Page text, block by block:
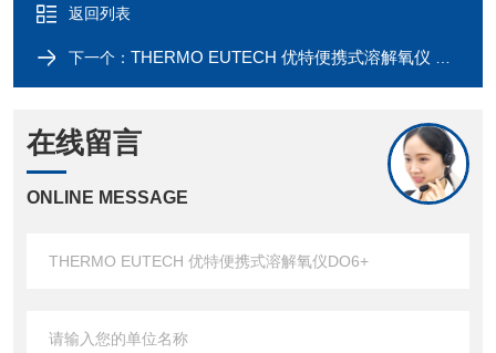
返回列表
下一个： THERMO EUTECH 优特便携式溶解氧仪 CYBERSCAN DO600
在线留言
ONLINE MESSAGE